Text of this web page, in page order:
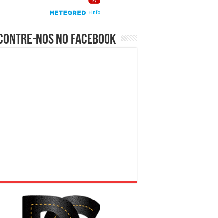
nos no Facebook